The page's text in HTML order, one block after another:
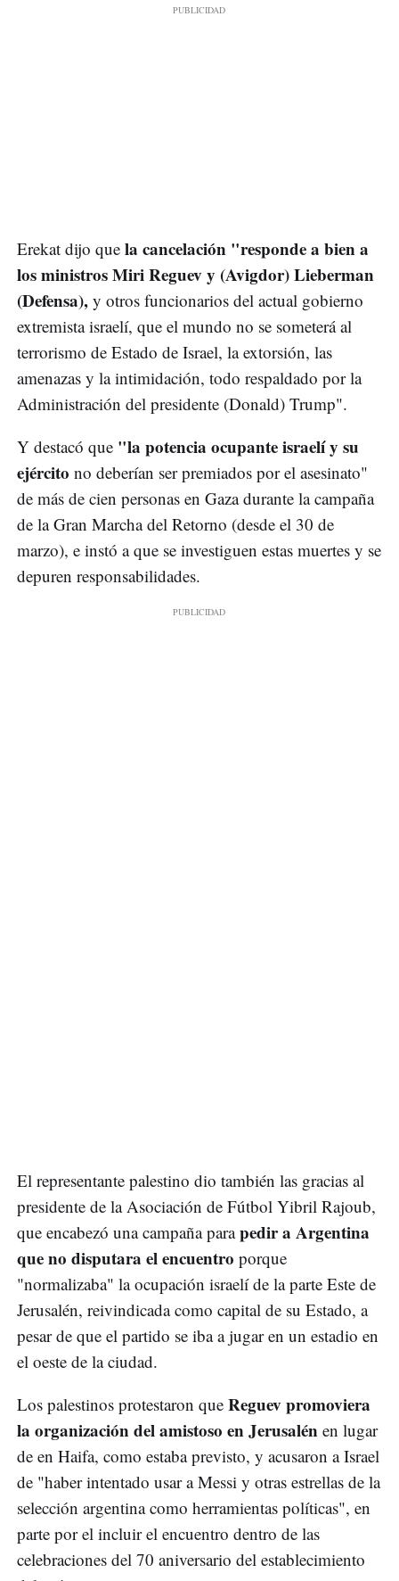
Erekat dijo que la cancelación "responde a bien a
los ministros Miri Reguev y (Avigdor) Lieberman
(Defensa), y otros funcionarios del actual gobierno
extremista israelí, que el mundo no se someterá al
terrorismo de Estado de Israel, la extorsión, las
amenazas y la intimidación, todo respaldado por la
Administración del presidente (Donald) Trump".
Y destacó que "la potencia ocupante israelí y su
ejército no deberían ser premiados por el asesinato"
de más de cien personas en Gaza durante la campaña
de la Gran Marcha del Retorno (desde el 30 de
marzo), e instó a que se investiguen estas muertes y se
depuren responsabilidades.
El representante palestino dio también las gracias al
presidente de la Asociación de Fútbol Yibril Rajoub,
que encabezó una campaña parapedir a Argentina
que no disputara el encuentro porque
"normalizaba" la ocupación israelí de la parte Este de
Jerusalén, reivindicada como capital de su Estado, a
pesar de que el partido se iba a jugar en un estadio en
el oeste de la ciudad.
Los palestinos protestaron que Reguev promoviera
la organización del amistoso en Jerusalén en lugar
de en Haifa, como estaba previsto, y acusaron a Israel
de "haber intentado usar a Messi y otras estrellas de la
selección argentina como herramientas políticas", en
parte por el incluir el encuentro dentro de las
celebraciones del 70 aniversario del establecimiento